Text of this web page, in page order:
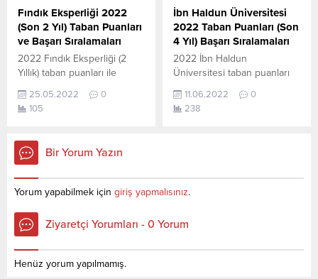
gibidir. Bu puanlar 2021 ve
2020 yılına ait önlisans (iki
yıllık )üniversite yerleştirme
puanlarıdır. Sayfamızdaki
verilerin...
ait Üniversite yerleştirme
puanlarıdır. Sayfamızdaki
verilerin
tamamı ÖSYM ve YÖK-
YÖKATLAS tarafından
yayınlanmış olan en son
güncel puanlardır. Elektrik-
Elektronik...
Fındık Eksperliği 2022
(Son 2 Yıl) Taban Puanları
ve Başarı Sıralamaları
2022 Fındık Eksperliği (2
Yıllık) taban puanları ile
En güncel haline aşağıdaki
tablodan ulaşabilirsiniz.
sıralama.2022 TYT AYT (YKS)
Taban Puanları, Kontenjanları
aşağıdaki gibidir. Bu puanlar
2021 ve 2020 yılına ait
önlisans (iki yıllık )üniversite
yerleştirme
verilerin tamamı ÖSYM ve
YÖK (YÖKATLAS) tarafından...
25.05.2022
0
105
İbn Haldun Üniversitesi
2022 Taban Puanları (Son
4 Yıl) Başarı Sıralamaları
2022 İbn Haldun
Üniversitesi taban puanları
açıklandı. En güncel haline
aşağıdaki tablodan
puanlarıdır. Sayfamızdaki
11.06.2022
0
238
Bir Yorum Yazın
Yorum yapabilmek için giriş yapmalısınız.
Ziyaretçi Yorumları - 0 Yorum
Henüz yorum yapılmamış.